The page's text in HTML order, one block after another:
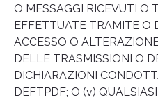
O MESSAGGI RICEVUTI O
EFFETTUATE TRAMITE O
ACCESSO O
DELLE TRASMISSIONI O
DICHIARAZIONI
DEFTPDF; O (v)